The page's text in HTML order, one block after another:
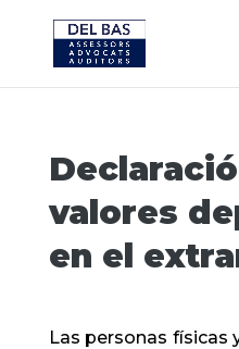
valores
en el
Las personas físicas